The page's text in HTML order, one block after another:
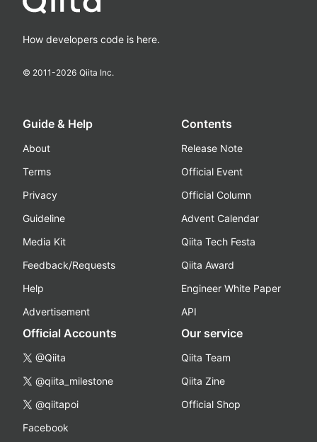
How developers code is here.
© 2011-2026 Qiita Inc.
Guide & Help
About
Terms
Privacy
Guideline
Media Kit
Feedback/Requests
Help
Advertisement
Contents
Release Note
Official Event
Official Column
Advent Calendar
Qiita Tech Festa
Qiita Award
Engineer White Paper
API
Official Accounts
@Qiita
@qiita_milestone
@qiitapoi
Facebook
Our service
Qiita Team
Qiita Zine
Official Shop